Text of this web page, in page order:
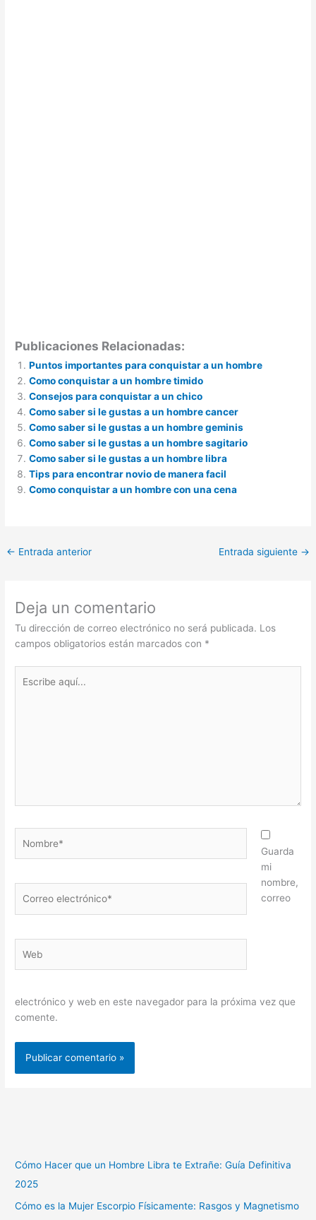
Publicaciones Relacionadas:
Puntos importantes para conquistar a un hombre
Como conquistar a un hombre timido
Consejos para conquistar a un chico
Como saber si le gustas a un hombre cancer
Como saber si le gustas a un hombre geminis
Como saber si le gustas a un hombre sagitario
Como saber si le gustas a un hombre libra
Tips para encontrar novio de manera facil
Como conquistar a un hombre con una cena
← Entrada anterior Entrada siguiente →
Deja un comentario
Tu dirección de correo electrónico no será publicada. Los
campos obligatorios están marcados con *
aquí...
electrónico*
Guarda
mi
nombre,
correo
electrónico y web en este navegador para la próxima vez que
comente.
Cómo Hacer que un Hombre Libra te Extrañe: Guía Definitiva
2025
Cómo es la Mujer Escorpio Físicamente: Rasgos y Magnetismo